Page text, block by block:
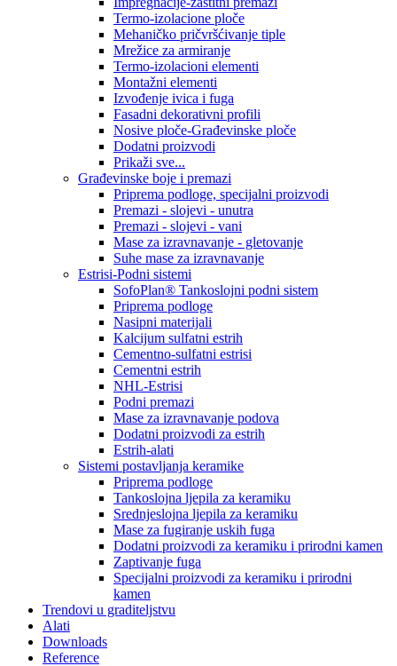
Termo-izolacione ploče
Mehaničko pričvršćivanje tiple
Mrežice za armiranje
Termo-izolacioni elementi
Montažni elementi
Izvođenje ivica i fuga
Fasadni dekorativni profili
Nosive ploče-Građevinske ploče
Dodatni proizvodi
Prikaži sve...
Građevinske boje i premazi
Priprema podloge, specijalni proizvodi
Premazi - slojevi - unutra
Premazi - slojevi - vani
Mase za izravnavanje - gletovanje
Suhe mase za izravnavanje
Estrisi-Podni sistemi
SofoPlan® Tankoslojni podni sistem
Priprema podloge
Nasipni materijali
Kalcijum sulfatni estrih
Cementno-sulfatni estrisi
Cementni estrih
NHL-Estrisi
Podni premazi
Mase za izravnavanje podova
Dodatni proizvodi za estrih
Estrih-alati
Sistemi postavljanja keramike
Priprema podloge
Tankoslojna ljepila za keramiku
Srednjeslojna ljepila za keramiku
Mase za fugiranje uskih fuga
Dodatni proizvodi za keramiku i prirodni kamen
Zaptivanje fuga
Specijalni proizvodi za keramiku i prirodni
kamen
Trendovi u graditeljstvu
Alati
Downloads
Reference